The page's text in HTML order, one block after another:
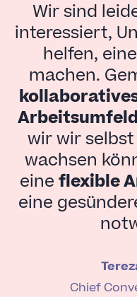
Wir sind
interessiert,
helfen,
machen.
Arbeitsumfeld
wir wir
wachsen
eine flexible
eine
Chief